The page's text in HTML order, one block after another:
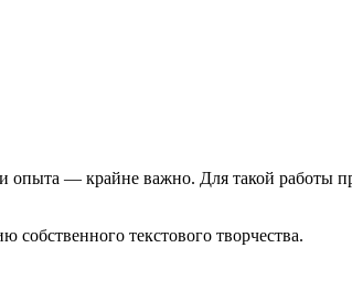
— крайне важно. Для такой работы
текстового творчества.